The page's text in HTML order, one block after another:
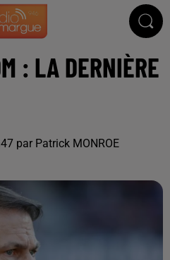
: LA DERNIÈRE
par Patrick MONROE